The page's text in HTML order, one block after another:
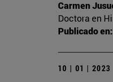
Carmen
Doctora en
Publicado en:
10 | 01 | 2023